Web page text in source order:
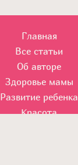
Главная
Все статьи
Об авторе
Здоровье мамы
Развитие ребенка
Красота